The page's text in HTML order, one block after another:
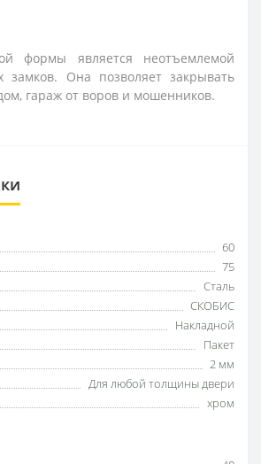
формы является неотъемлемой
замков. Она позволяет закрывать
гараж от воров и мошенников.
60
75
Сталь
СКОБИС
Накладной
Пакет
2 мм
Для любой толщины двери
хром